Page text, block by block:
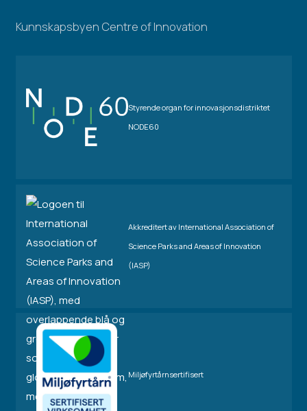
Kunnskapsbyen Centre of Innovation
Styrende organ for innovasjonsdistriktet
NODE60
Akkreditert av International Association of
Science Parks and Areas of Innovation
(IASP)
Miljøfyrtårnsertifisert